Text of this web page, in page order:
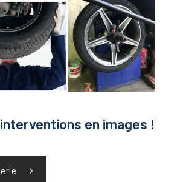
en images !